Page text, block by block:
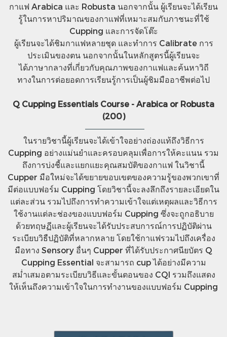
กาแฟ Arabica และ Robusta นอกจากนั้น ผู้เรียนจะได้เรียน
รู้ในการหาปริมาณของกาแฟที่เหมาะสมกับภาชนะที่ใช้
Cupping และการจัดโต๊ะ
ผู้เรียนจะได้ชิมกาแฟหลายชุด และทำการ Calibrate การ
ประเมินของตน นอกจากนั้นในหลักสูตรนี้ผู้เรียนจะ
ได้ภาษากลางที่เกี่ยวกับคุณภาพของกาแฟและค้นหาวิถี
ทางในการต่อยอดการเรียนรู้การเป็นผู้ชิมมืออาชีพต่อไป
Q Cupping Essentials Course - Arabica or Robusta
(200)
ในรายวิชานี้ผู้เรียนจะได้เข้าใจอย่างถ่องแท้ถึงวิธีการ
Cupping อย่างแม่นยำและครอบคลุมเพื่อการให้คะแนน รวม
ถึงการบ่งชี้และแยกแยะคุณสมบัติของกาแฟ ในวิชานี้
Cupper มือใหม่จะได้ขยายขอบเขตของความรู้ของพวกเขาที่
มีต่อแบบฟอร์ม Cupping โดยวิชานี้จะลงลึกถึงรายละเอียดใน
แต่ละส่วน รวมไปถึงการทำความเข้าใจแต่เหตุผลและวิธีการ
ใช้งานแต่ละช่องของแบบฟอร์ม Cupping ซึ่งจะถูกอธิบาย
ด้วยทฤษฏีและผู้เรียนจะได้รับประสบการณ์การปฏิบัติผ่าน
ระเบียบวิธืปฏิบัติที่หลากหลาย โดยใช้กาแฟรวมไปถึงเครื่อง
มือทาง Sensory อื่นๆ Cupper ที่ได้รับประกาศนียบัตร Q
Cupping Essential จะสามารถ cup ได้อย่างมีความ
สม่ำเสมอตามระเบียบวิธีและขั้นตอนของ CQI รวมถึงแสดง
ให้เห็นถึงความเข้าใจในการทำงานของแบบฟอร์ม Cupping